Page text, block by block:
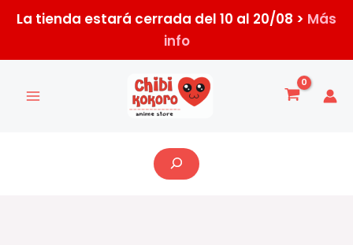
La tienda estará cerrada del 10 al 20/08 > Más
info